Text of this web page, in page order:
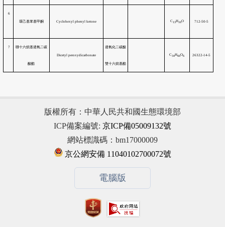
版權所有：中華人民共和國生態環境部
ICP備案編號: 京ICP備05009132號
網站標識碼：bm17000009
京公網安備 11040102700072號
電腦版